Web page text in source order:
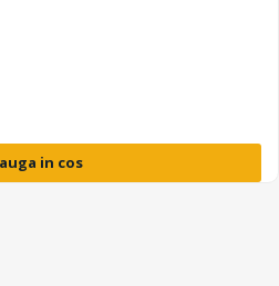
in cos